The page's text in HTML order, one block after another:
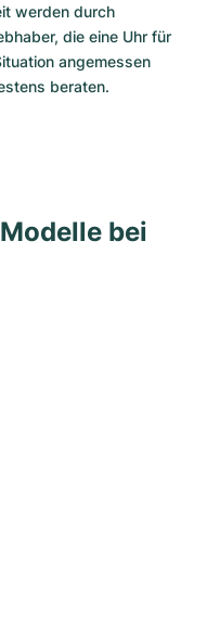
werden durch
die eine Uhr für
angemessen
beraten.
bei